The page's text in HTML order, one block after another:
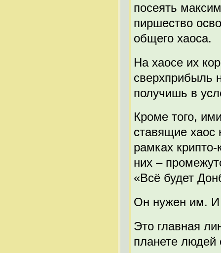
посеять
пиршество
общего хаоса.
На хаосе их
сверхприбыль
получишь в
Кроме того,
ставящие хаос
рамках крипто-
них –
«Всё будет
Он нужен им.
Это главная
планете